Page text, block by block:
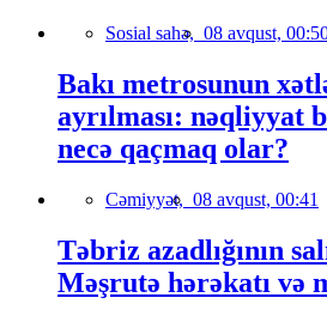
Sosial sahə, 08 avqust,
Bakı metrosunun
ayrılması: nəqliyyat
necə qaçmaq olar?
Cəmiyyət, 08 avqust, 00:41
Təbriz azadlığının
Məşrutə hərəkatı və